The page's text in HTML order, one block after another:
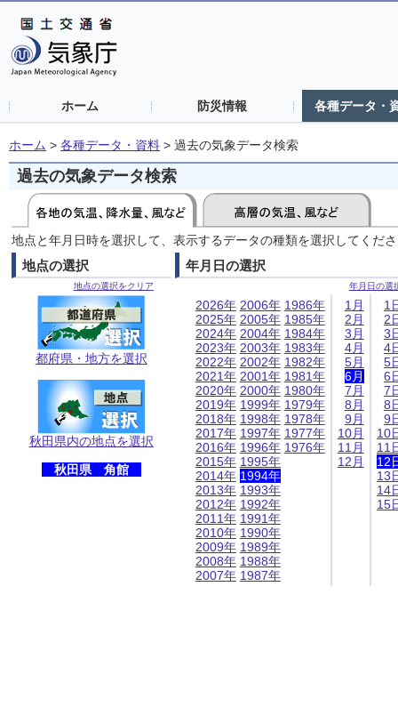
ホーム 防災情報 各種データ・
ホーム > 各種データ・資料 > 過去の気象データ検索
過去の気象データ検索
地点と年月日時を選択して、表示するデータの種類を選択してくだ
地点の選択
地点の選択をクリア
都府県・地方を選択
秋田県内の地点を選択
秋田県 角館
年月日の選択
年月日の選
2026年
2025年
2024年
2023年
2022年
2021年
2020年
2019年
2018年
2017年
2016年
2015年
2014年
2013年
2012年
2011年
2010年
2009年
2008年
2007年
2006年
2005年
2004年
2003年
2002年
2001年
2000年
1999年
1998年
1997年
1996年
1995年
1994年
1993年
1992年
1991年
1990年
1989年
1988年
1987年
1986年
1985年
1984年
1983年
1982年
1981年
1980年
1979年
1978年
1977年
1976年
1月
2月
3月
4月
5月
6月
7月
8月
9月
10月
11月
12月
1
2
3
4
5
6
7
8
9
10
11
12
13
14
15